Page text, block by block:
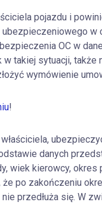
pojazdu i
w
OC w
takiej sytuacji, także
wymówienie
!
danych
wiek kierowcy, okres
że po zakończeniu
przedłuża się. W